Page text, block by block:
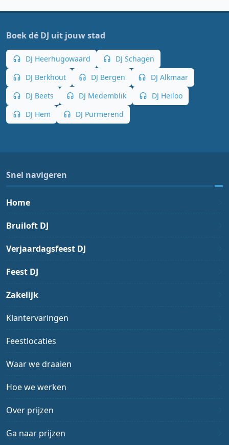
Boek dé DJ uit jouw stad
DJ Heerhugowaard
DJ Schagen
DJ Berkhout
DJ Bergen
DJ Alkmaar
DJ Beets
DJ Medemblik
DJ Heiloo
DJ Hem
DJ Purmerend
Snel navigeren
Home
Bruiloft DJ
Verjaardagsfeest DJ
Feest DJ
Zakelijk
Klantervaringen
Feestlocaties
Waar we draaien
Hoe we werken
Over prijzen
Ga naar prijzen